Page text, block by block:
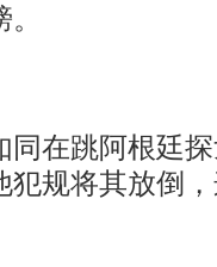
在跳阿根廷探
规将其放倒，